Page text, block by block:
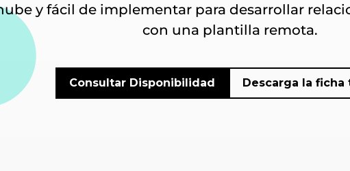
y fácil de implementar para desarrollar
con una plantilla remota.
Consultar Disponibilidad Descarga la ficha